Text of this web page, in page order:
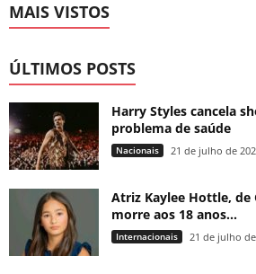
MAIS VISTOS
ÚLTIMOS POSTS
Harry Styles cancela
problema de saúde
Nacionais 21 de julho de
Atriz Kaylee Hottle, de
morre aos 18 anos...
Internacionais 21 de julho